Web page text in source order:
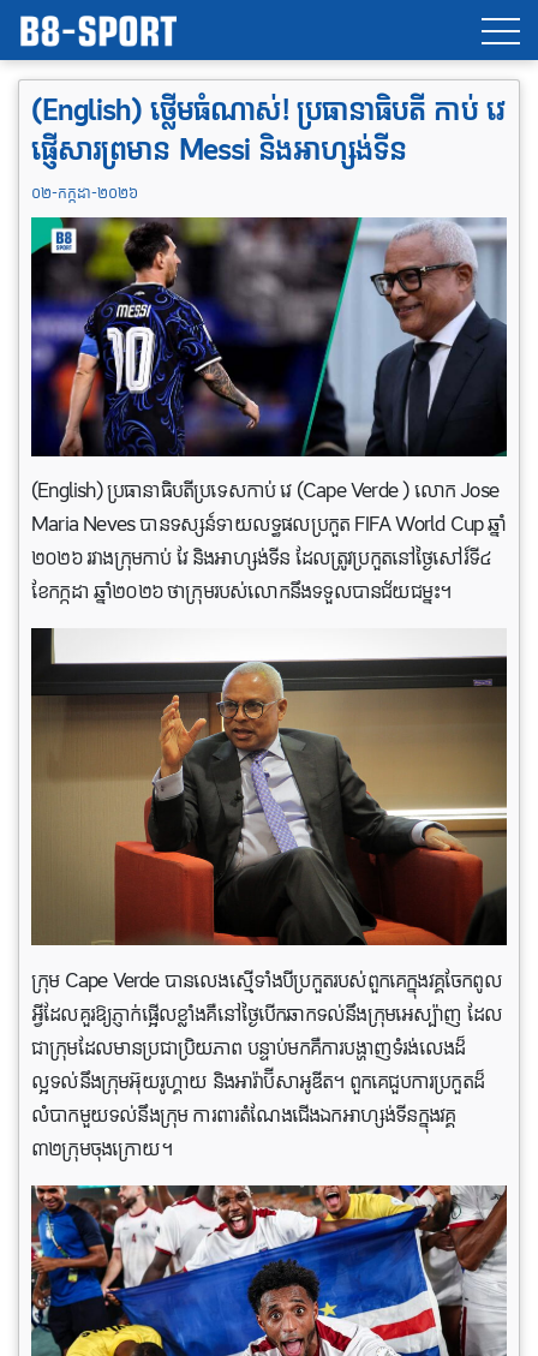
(English) ថ្លើមធំណាស់! ប្រធានាធិបតី​ កាប់ វេ
​ផ្ញើ​សារ​ព្រមាន Messi និងអាហ្សង់ទីន
០២-កក្កដា-២០២៦
(English) ប្រធានាធិបតី​ប្រទេស​កាប់ វេ (Cape Verde ) លោក Jose
Maria Neves បាន​ទស្សន៍ទាយ​លទ្ធផល​​ប្រកួត​ FIFA World Cup ឆ្នាំ
២០២៦ រវាង​ក្រុម​កាប់ វែ និង​​អាហ្សង់ទីន ដែលត្រូវប្រកួតនៅថ្ងៃសៅរ៍ទី៤
ខែកក្កដា ឆ្នាំ២០២៦ ថាក្រុមរបស់លោកនឹងទទួលបានជ័យជម្នះ។
ក្រុម Cape Verde បានលេងស្មើទាំងបីប្រកួតរបស់ពួកគេក្នុងវគ្គចែកពូល
អ្វីដែលគួរឱ្យភ្ញាក់ផ្អើលខ្លាំងគឺនៅថ្ងៃបើកឆាកទល់នឹងក្រុមអេស្ប៉ាញ ដែល
ជាក្រុមដែលមានប្រជាប្រិយភាព បន្ទាប់មកគឺការបង្ហាញទំរង់លេងដ៏
ល្អទល់នឹងក្រុមអ៊ុយរូហ្គាយ និងអារ៉ាប៊ីសាអូឌីត។ ពួកគេជួបការប្រកួតដ៏
លំបាកមួយទល់នឹងក្រុម ការពារតំណែងជើងឯកអាហ្សង់ទីនក្នុងវគ្គ
៣២ក្រុមចុងក្រោយ។